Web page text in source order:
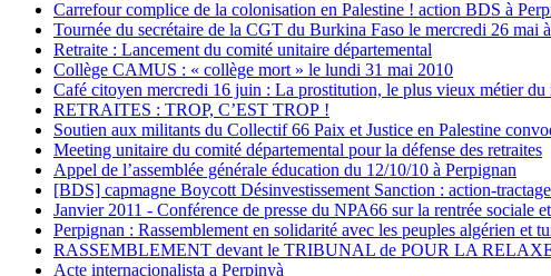
Carrefour complice de la colonisation en Palestine ! action BDS à
Tournée du secrétaire de la CGT du Burkina Faso le mercredi 26 mai
Retraite : Lancement du comité unitaire départemental
Collège CAMUS : « collège mort » le lundi 31 mai 2010
Café citoyen mercredi 16 juin : La prostitution, le plus vieux métier
RETRAITES : TROP, C’EST TROP !
Soutien aux militants du Collectif 66 Paix et Justice en Palestine
Meeting unitaire du comité départemental pour la défense des retraites
Appel de l’assemblée générale éducation du 12/10/10 à Perpignan
[BDS] capmagne Boycott Désinvestissement Sanction : action-
Janvier 2011 - Conférence de presse du NPA66 sur la rentrée sociale
Perpignan : Rassemblement en solidarité avec les peuples algérien et
RASSEMBLEMENT devant le TRIBUNAL de POUR LA
Acte internacionalista a Perpinyà